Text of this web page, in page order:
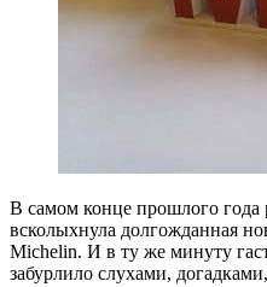
В самом конце прошлого
всколыхнула долгожданная
Michelin. И в ту же минуту
забурлило слухами,